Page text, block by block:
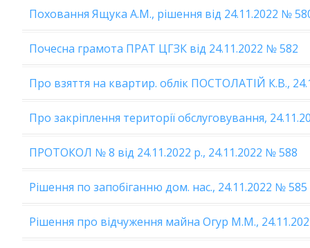
Поховання Ящука А.М., рішення від 24.11.2022 №
Почесна грамота ПРАТ ЦГЗК від 24.11.2022 № 582
Про взяття на квартир. облік ПОСТОЛАТІЙ К.В.,
Про закріплення території обслуговування,
ПРОТОКОЛ № 8 від 24.11.2022 р., 24.11.2022 № 588
Рішення по запобіганню дом. нас., 24.11.2022 № 585
Рішення про відчуження майна Огур М.М.,